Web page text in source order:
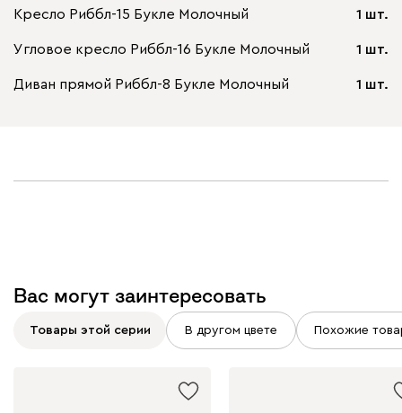
Кресло Риббл-15 Букле Молочный 1 шт.
Угловое кресло Риббл-16 Букле Молочный 1 шт.
Диван прямой Риббл-8 Букле Молочный 1 шт.
Вас могут заинтересовать
Товары этой серии В другом цвете Похожие